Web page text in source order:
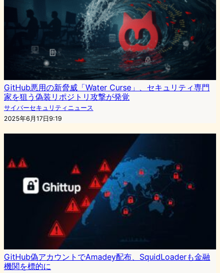
GitHub悪用の新脅威「Water Curse」、セキュリティ専門
家を狙う偽装リポジトリ攻撃が発覚
サイバーセキュリティニュース
2025年6月17日9:19
GitHub偽アカウントでAmadey配布、SquidLoaderも金融
機関を標的に